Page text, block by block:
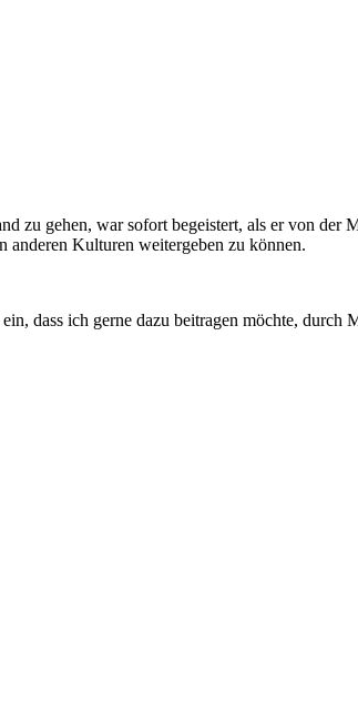
zu gehen, war sofort begeistert, als er von
anderen Kulturen weitergeben zu können.
dass ich gerne dazu beitragen möchte, durch